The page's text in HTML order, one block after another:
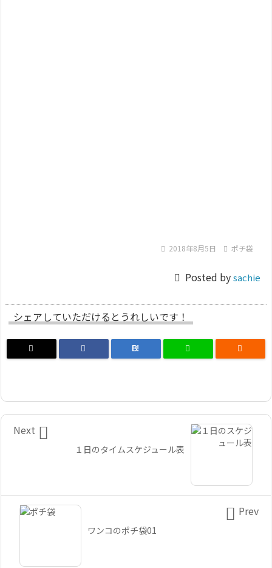
 2018年8月5日  ポチ袋
 Posted bysachie
シェアしていただけるとうれしいです！
B! 
１日のタイムスケジュール表

Next
ワンコのポチ袋01
 Prev